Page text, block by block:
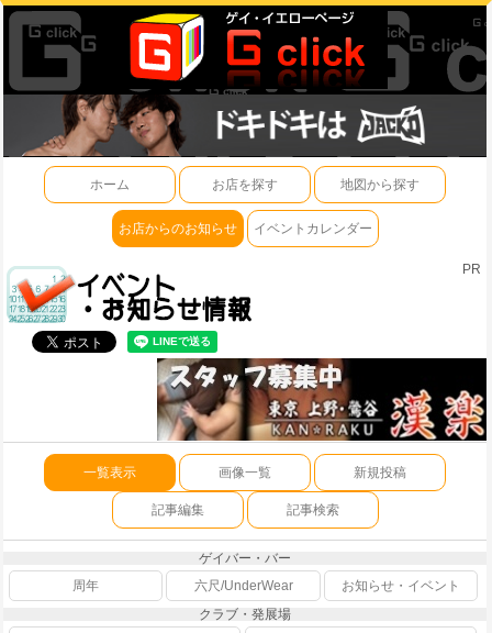
ホーム お店を探す 地図から探す
お店からのお知らせ イベントカレンダー
PR
一覧表示 画像一覧 新規投稿
記事編集 記事検索
ゲイバー・バー
周年
六尺/UnderWear
お知らせ・イベント
クラブ・発展場